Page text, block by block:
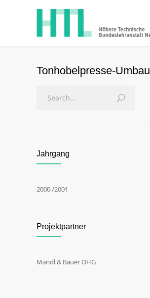
Tonhobelpresse-Umbau
Jahrgang
2000 /2001
Projektpartner
Mandl & Bauer OHG